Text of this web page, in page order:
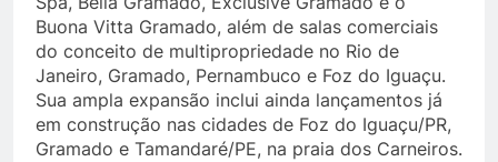
Buona Vitta Gramado, além de salas comerciais
do conceito de multipropriedade no Rio de
Janeiro, Gramado, Pernambuco e Foz do Iguaçu.
Sua ampla expansão inclui ainda lançamentos já
em construção nas cidades de Foz do Iguaçu/PR,
Gramado e Tamandaré/PE, na praia dos Carneiros.